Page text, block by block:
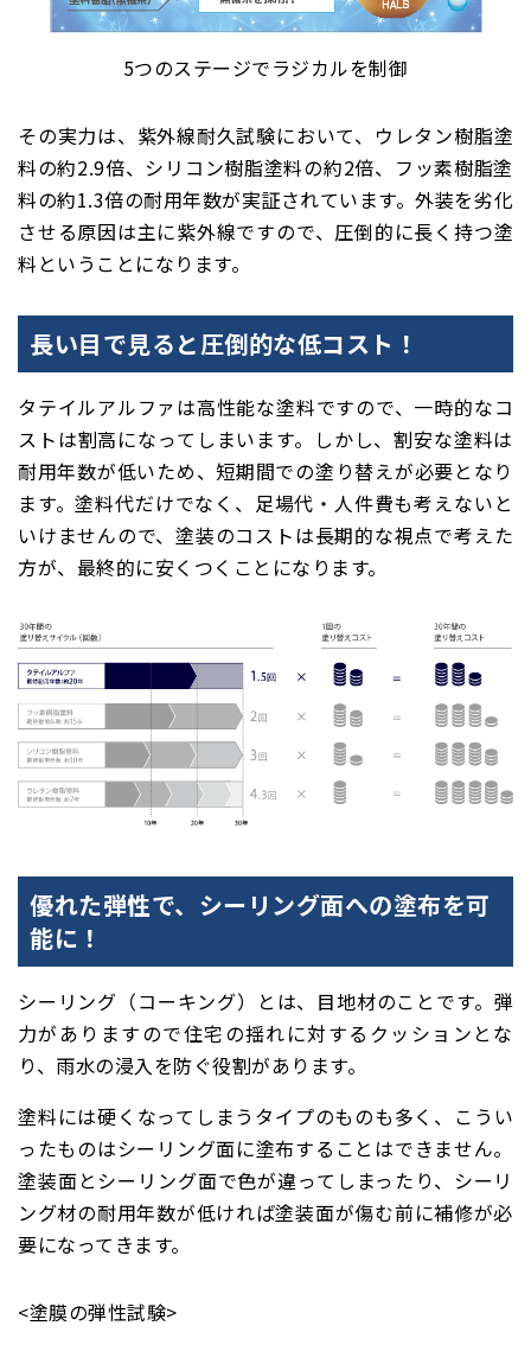
5つのステージでラジカルを制御
その実力は、紫外線耐久試験において、ウレタン樹脂塗
料の約2.9倍、シリコン樹脂塗料の約2倍、フッ素樹脂塗
料の約1.3倍の耐用年数が実証されています。外装を劣化
させる原因は主に紫外線ですので、圧倒的に長く持つ塗
料ということになります。
長い目で見ると圧倒的な低コスト！
タテイルアルファは高性能な塗料ですので、一時的なコ
ストは割高になってしまいます。しかし、割安な塗料は
耐用年数が低いため、短期間での塗り替えが必要となり
ます。塗料代だけでなく、足場代・人件費も考えないと
いけませんので、塗装のコストは長期的な視点で考えた
方が、最終的に安くつくことになります。
優れた弾性で、シーリング面への塗布を可
能に！
シーリング（コーキング）とは、目地材のことです。弾
力がありますので住宅の揺れに対するクッションとな
り、雨水の浸入を防ぐ役割があります。
塗料には硬くなってしまうタイプのものも多く、こうい
ったものはシーリング面に塗布することはできません。
塗装面とシーリング面で色が違ってしまったり、シーリ
ング材の耐用年数が低ければ塗装面が傷む前に補修が必
要になってきます。
<塗膜の弾性試験>